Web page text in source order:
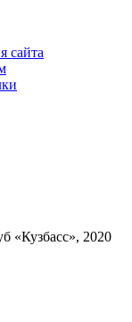
сайта
«Кузбасс», 2020